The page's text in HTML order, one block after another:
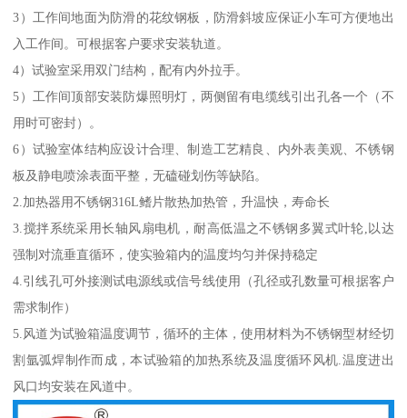
3）工作间地面为防滑的花纹钢板，防滑斜坡应保证小车可方便地出
入工作间。可根据客户要求安装轨道。
4）试验室采用双门结构，配有内外拉手。
5）工作间顶部安装防爆照明灯，两侧留有电缆线引出孔各一个（不
用时可密封）。
6）试验室体结构应设计合理、制造工艺精良、内外表美观、不锈钢
板及静电喷涂表面平整，无磕碰划伤等缺陷。
2.加热器用不锈钢316L鳍片散热加热管，升温快，寿命长
3.搅拌系统采用长轴风扇电机，耐高低温之不锈钢多翼式叶轮,以达
强制对流垂直循环，使实验箱内的温度均匀并保持稳定
4.引线孔可外接测试电源线或信号线使用（孔径或孔数量可根据客户
需求制作）
5.风道为试验箱温度调节，循环的主体，使用材料为不锈钢型材经切
割氩弧焊制作而成，本试验箱的加热系统及温度循环风机.温度进出
风口均安装在风道中。